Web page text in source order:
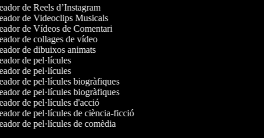
de Reels d’Instagram
de Videoclips Musicals
de Vídeos de Comentari
de collages de vídeo
de dibuixos animats
de pel·lícules
de pel·lícules
de pel·lícules biogràfiques
de pel·lícules biogràfiques
de pel·lícules d'acció
de pel·lícules de ciència-ficció
de pel·lícules de comèdia